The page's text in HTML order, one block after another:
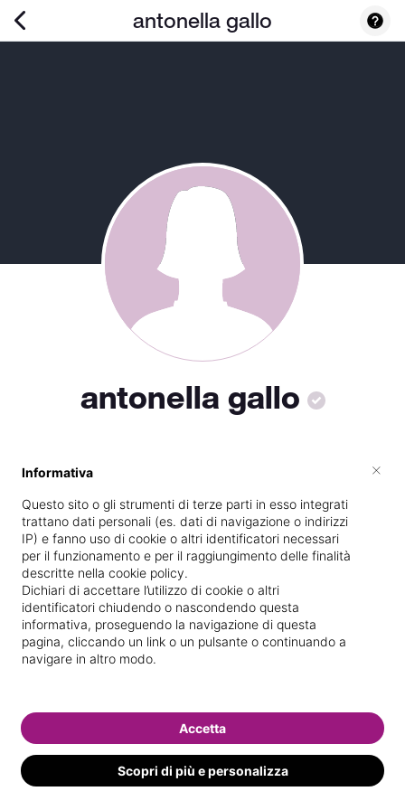
antonella gallo
antonella gallo
Specializzata inEpilazione con cera
Vedi le informazioni di antonella
Informativa
Questo sito o gli strumenti di terze parti in esso integrati
trattano dati personali (es. dati di navigazione o indirizzi
IP) e fanno uso di cookie o altri identificatori necessari
per il funzionamento e per il raggiungimento delle finalità
descritte nella cookie policy.
Dichiari di accettare l’utilizzo di cookie o altri
identificatori chiudendo o nascondendo questa
informativa, proseguendo la navigazione di questa
pagina, cliccando un link o un pulsante o continuando a
navigare in altro modo.
Scopri di più e personalizza
Accetta
×